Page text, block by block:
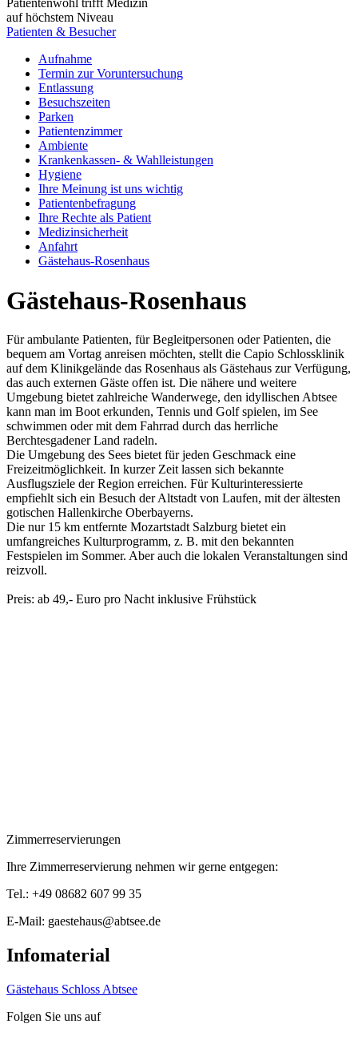
Patientenwohl trifft Medizin
auf höchstem Niveau
Patienten & Besucher
Aufnahme
Termin zur Voruntersuchung
Entlassung
Besuchszeiten
Parken
Patientenzimmer
Ambiente
Krankenkassen- & Wahlleistungen
Hygiene
Ihre Meinung ist uns wichtig
Patientenbefragung
Ihre Rechte als Patient
Medizinsicherheit
Anfahrt
Gästehaus-Rosenhaus
Gästehaus-Rosenhaus
Für ambulante Patienten, für Begleitpersonen oder Patienten, die
bequem am Vortag anreisen möchten, stellt die Capio Schlossklinik
auf dem Klinikgelände das Rosenhaus als Gästehaus zur Verfügung,
das auch externen Gäste offen ist. Die nähere und weitere
Umgebung bietet zahlreiche Wanderwege, den idyllischen Abtsee
kann man im Boot erkunden, Tennis und Golf spielen, im See
schwimmen oder mit dem Fahrrad durch das herrliche
Berchtesgadener Land radeln.
Die Umgebung des Sees bietet für jeden Geschmack eine
Freizeitmöglichkeit. In kurzer Zeit lassen sich bekannte
Ausflugsziele der Region erreichen. Für Kulturinteressierte
empfiehlt sich ein Besuch der Altstadt von Laufen, mit der ältesten
gotischen Hallenkirche Oberbayerns.
Die nur 15 km entfernte Mozartstadt Salzburg bietet ein
umfangreiches Kulturprogramm, z. B. mit den bekannten
Festspielen im Sommer. Aber auch die lokalen Veranstaltungen sind
reizvoll.
Preis: ab 49,- Euro pro Nacht inklusive Frühstück
Zimmerreservierungen
Ihre Zimmerreservierung nehmen wir gerne entgegen:
Tel.: +49 08682 607 99 35
E-Mail: gaestehaus@abtsee.de
Infomaterial
Gästehaus Schloss Abtsee
Folgen Sie uns auf